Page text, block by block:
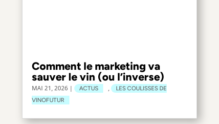
Comment le marketing va
sauver le vin (ou l’inverse)
MAI 21, 2026| ACTUS ,
LES COULISSES DE
VINOFUTUR